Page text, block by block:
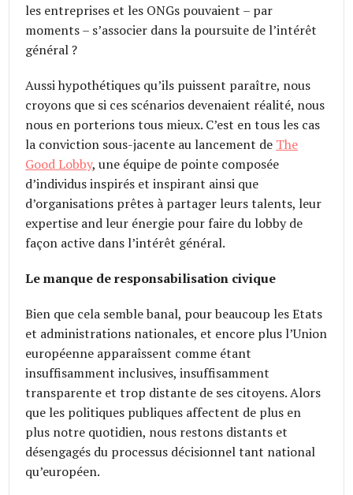
les entreprises et les ONGs pouvaient – par
moments – s’associer dans la poursuite de l’intérêt
général ?
Aussi hypothétiques qu’ils puissent paraître, nous
croyons que si ces scénarios devenaient réalité, nous
nous en porterions tous mieux. C’est en tous les cas
la conviction sous-jacente au lancement de The
Good Lobby, une équipe de pointe composée
d’individus inspirés et inspirant ainsi que
d’organisations prêtes à partager leurs talents, leur
expertise and leur énergie pour faire du lobby de
façon active dans l’intérêt général.
Le manque de responsabilisation civique
Bien que cela semble banal, pour beaucoup les Etats
et administrations nationales, et encore plus l’Union
européenne apparaîssent comme étant
insuffisamment inclusives, insuffisamment
transparente et trop distante de ses citoyens. Alors
que les politiques publiques affectent de plus en
plus notre quotidien, nous restons distants et
désengagés du processus décisionnel tant national
qu’européen.